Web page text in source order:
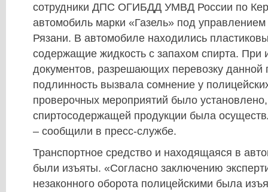
сотрудники ДПС ОГИБДД УМВД России по
автомобиль марки «Газель» под управлением
Рязани. В автомобиле находились
содержащие жидкость с запахом спирта. При
документов, разрешающих перевозку данной
подлинность вызвала сомнение у
проверочных мероприятий было установлено,
спиртосодержащей продукции была
– сообщили в пресс-службе.
Транспортное средство и находящаяся в
были изъяты. «Согласно заключению
незаконного оборота полицейскими была